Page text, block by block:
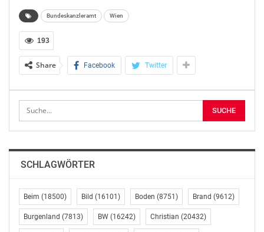
die Auflösung von Rücklagen aufrechterhalten werden
habe früher immer für eine bessere finanzielle
Ausstattung des Rechnungshofes plädiert, davon sei
aber in den nächsten zwei Jahren nichts zu sehen.
Greiner machte auch auf Widersprüche der Regierung
in der Budgetdebatte aufmerksam. So behaupte Kurz
„Aktion 20.000“ gestrichen und gleichzeitig der
Verwaltungsapparat im Bundeskanzleramt um 20
Greiner unterstrich außerdem die Bedeutung des
Rechnungshofes. So werden beispielsweise in den
Bundeskanzleramt Wien
193
Share Facebook Twitter
SCHLAGWÖRTER
Beim (18500) Bild (16101) Boden (8751) Brand (9612)
Burgenland (7813) BW (16242) Christian (20432)